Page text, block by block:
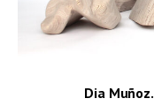
Dia Muñoz.